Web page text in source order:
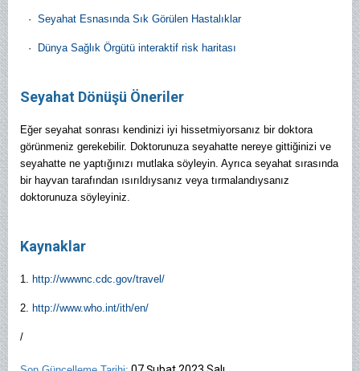
· Seyahat Esnasında Sık Görülen Hastalıklar
· Dünya Sağlık Örgütü interaktif risk haritası
Seyahat Dönüşü Öneriler
Eğer seyahat sonrası kendinizi iyi hissetmiyorsanız bir doktora
görünmeniz gerekebilir. Doktorunuza seyahatte nereye gittiğinizi ve
seyahatte ne yaptığınızı mutlaka söyleyin. Ayrıca seyahat sırasında
bir hayvan tarafından ısırıldıysanız veya tırmalandıysanız
doktorunuza söyleyiniz.
Kaynaklar
1. http://wwwnc.cdc.gov/travel/
2. http://www.who.int/ith/en/
/